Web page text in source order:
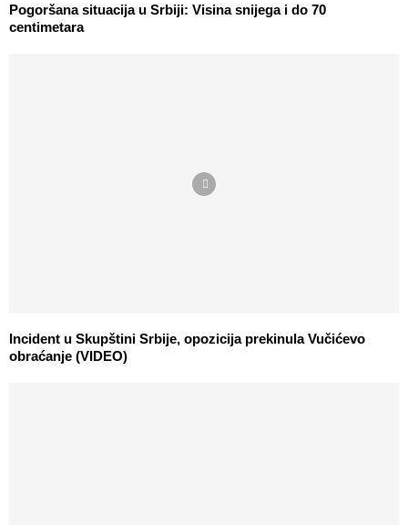
Pogoršana situacija u Srbiji: Visina snijega i do 70
centimetara
Incident u Skupštini Srbije, opozicija prekinula Vučićevo
obraćanje (VIDEO)